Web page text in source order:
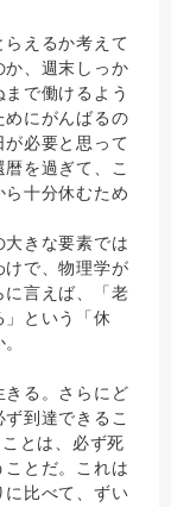
えるか考えて
か、週末しっか
で働けるよう
めにがんばるの
必要と思って
を過ぎて、こ
十分休むため
きな要素では
けで、物理学が
に言えば、「老
」という「休
る。さらにど
到達できるこ
とは、必ず死
ことだ。これは
に比べて、ずい